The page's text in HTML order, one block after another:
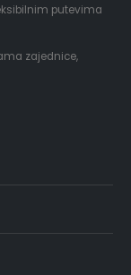
putevima
zajednice,